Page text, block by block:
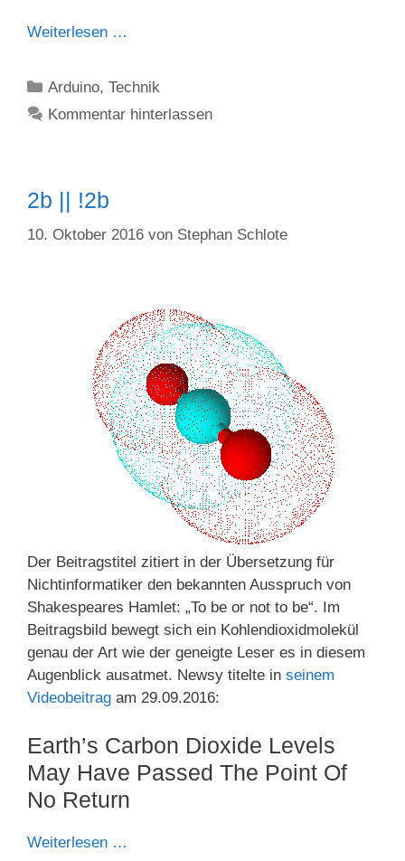
Weiterlesen …
Kategorien
Arduino,Technik
Kommentar hinterlassen
2b || !2b
10. Oktober 2016 von Stephan Schlote
Der Beitragstitel zitiert in der Übersetzung für
Nichtinformatiker den bekannten Ausspruch von
Shakespeares Hamlet: „To be or not to be“. Im
Beitragsbild bewegt sich ein Kohlendioxidmolekül
genau der Art wie der geneigte Leser es in diesem
Augenblick ausatmet. Newsy titelte in seinem
Videobeitrag am 29.09.2016:
Earth’s Carbon Dioxide Levels
May Have Passed The Point Of
No Return
Weiterlesen …